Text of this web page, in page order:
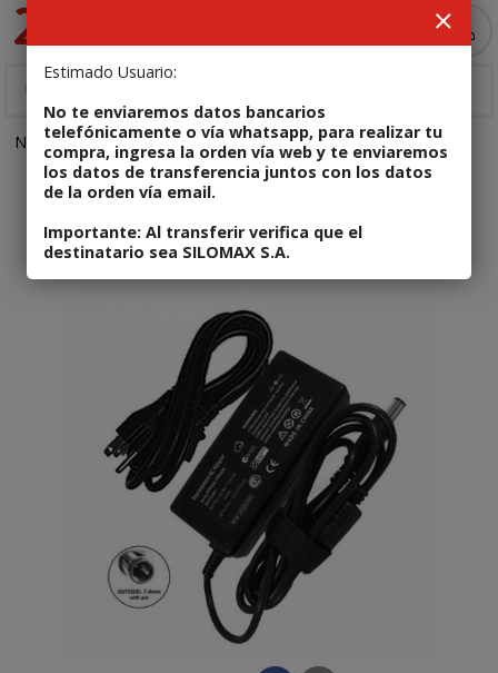
Estimado Usuario:
No te enviaremos datos bancarios
telefónicamente o vía whatsapp, para realizar tu
compra, ingresa la orden vía web y te enviaremos
los datos de transferencia juntos con los datos
de la orden vía email.
Importante: Al transferir verifica que el
destinatario sea SILOMAX S.A.
Enviar
NOTEBOOKS Cargadores Código: CNBHP007
Cargador para Hp / Compaq 18.5V 3.5A
65W PIN 5.0